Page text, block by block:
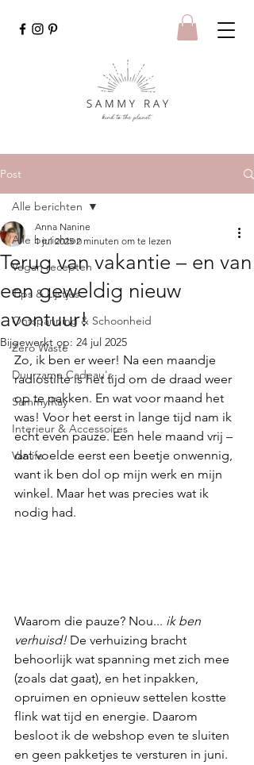
Post
Alle berichten
Vegan recepten
Tips & Lijstjes
Ontspanning & Schoonheid
Zero Waste
Duurzame Cadeau's
Sammy Ray
Interieur & Accessoires
Vanlife
Alle berichten
Terug van vakantie – en van
een geweldig nieuw
avontuur!
Anna Nanine
1 jul 2025 2 minuten om te lezen
Bijgewerkt op: 24 jul 2025
Zo, ik ben er weer! Na een maandje
radiostilte is het tijd om de draad weer
op te pakken. En wat voor maand het
was! Voor het eerst in lange tijd nam ik
echt even pauze. Een hele maand vrij –
dat voelde eerst een beetje onwennig,
want ik ben dol op mijn werk en mijn
winkel. Maar het was precies wat ik
nodig had.
Waarom die pauze? Nou... ik ben
verhuisd! De verhuizing bracht
behoorlijk wat spanning met zich mee
(zoals dat gaat), en het inpakken,
opruimen en opnieuw settelen kostte
flink wat tijd en energie. Daarom
besloot ik de webshop even te sluiten
en geen pakketjes te versturen in juni.